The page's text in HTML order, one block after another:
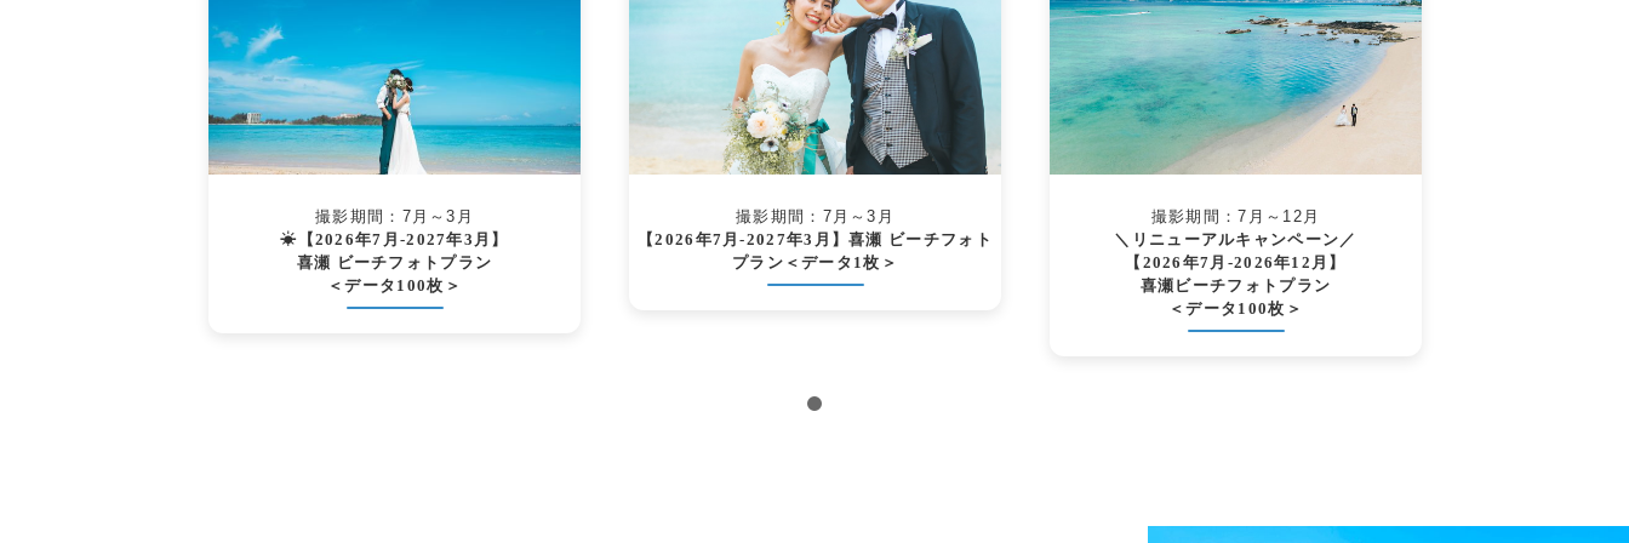
撮影期間：7月～3月
☀【2026年7月-2027年3月】
喜瀬 ビーチフォトプラン
＜データ100枚＞
撮影期間：7月～3月
【2026年7月-2027年3月】喜瀬 ビーチフォト
プラン＜データ1枚＞
撮影期間：7月～12月
＼リニューアルキャンペーン／
【2026年7月-2026年12月】
喜瀬ビーチフォトプラン
＜データ100枚＞